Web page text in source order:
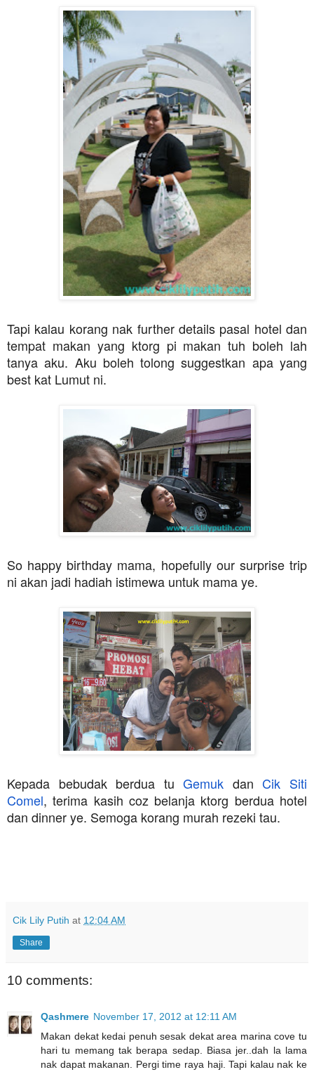
Tapi kalau korang nak further details pasal hotel dan
tempat makan yang ktorg pi makan tuh boleh lah
tanya aku. Aku boleh tolong suggestkan apa yang
best kat Lumut ni.
So happy birthday mama, hopefully our surprise trip
ni akan jadi hadiah istimewa untuk mama ye.
Kepada bebudak berdua tuGemuk danCik Siti
Comel, terima kasih coz belanja ktorg berdua hotel
dan dinner ye. Semoga korang murah rezeki tau.
Cik Lily Putih at 12:04 AM
Share
10 comments:
Qashmere November 17, 2012 at 12:11 AM
Makan dekat kedai penuh sesak dekat area marina cove tu
hari tu memang tak berapa sedap. Biasa jer..dah la lama
nak dapat makanan. Pergi time raya haji. Tapi kalau nak ke